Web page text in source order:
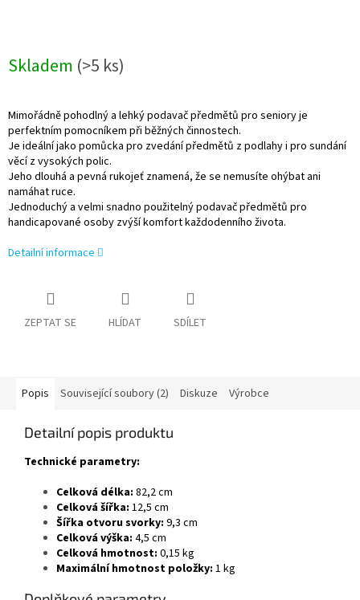
Skladem (>5 ks)
Mimořádně pohodlný a lehký podavač předmětů pro seniory je
perfektním pomocníkem při běžných činnostech.
Je ideální jako pomůcka pro zvedání předmětů z podlahy i pro sundání
věcí z vysokých polic.
Jeho dlouhá a pevná rukojeť znamená, že se nemusíte ohýbat ani
namáhat ruce.
Jednoduchý a velmi snadno použitelný podavač předmětů pro
handicapované osoby zvýší komfort každodenního života.
Detailní informace
ZEPTAT SE HLÍDAT SDÍLET
Popis Související soubory (2) Diskuze Výrobce
Detailní popis produktu
Technické parametry:
Celková délka: 82,2 cm
Celková šířka: 12,5 cm
Šířka otvoru svorky: 9,3 cm
Celková výška: 4,5 cm
Celková hmotnost: 0,15 kg
Maximální hmotnost položky: 1 kg